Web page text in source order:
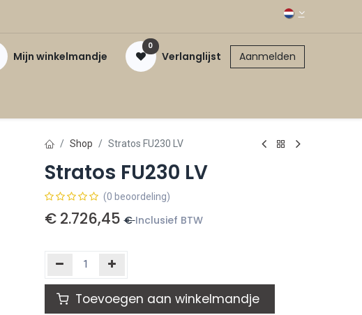
Mijn winkelmandje
0
Verlanglijst Aanmelden
Shop Stratos FU230 LV
Stratos FU230 LV
(0 beoordeling)
€ 2.726,45 € Inclusief BTW
Toevoegen aan winkelmandje